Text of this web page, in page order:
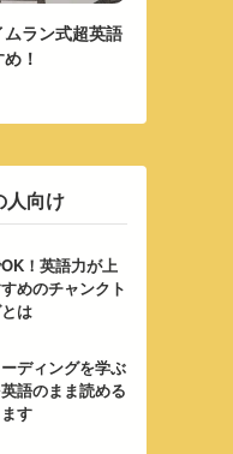
ラン式超英語
！
人向け
！英語力が上
めのチャンクト
は
ディングを学ぶ
語のまま読める
す